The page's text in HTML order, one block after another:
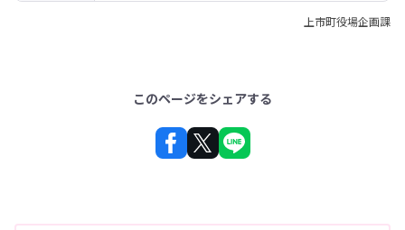
上市町役場企画課
このページをシェアする